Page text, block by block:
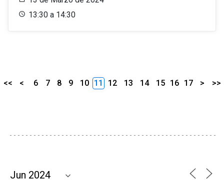
13:30 a 14:30
<< < 6 7 8 9 10 11 12 13 14 15 16 17 > >>